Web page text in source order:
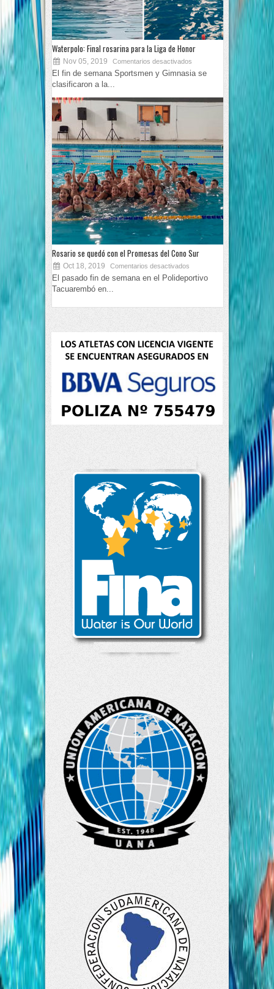
Waterpolo: Final rosarina para la Liga de Honor
Nov 05, 2019 Comentarios desactivados
El fin de semana Sportsmen y Gimnasia se
clasificaron a la...
Rosario se quedó con el Promesas del Cono Sur
Oct 18, 2019 Comentarios desactivados
El pasado fin de semana en el Polideportivo
Tacuarembó en...